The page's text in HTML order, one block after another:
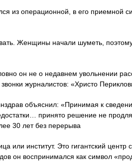
из операционной, в его приемной
Женщины начали шуметь,
он не о недавнем увольнении
журналистов: «Христо
объяснил: «Принимая к
принято решение не
30 лет без перерыва
или институт. Это гигантский
он воспринимался как символ